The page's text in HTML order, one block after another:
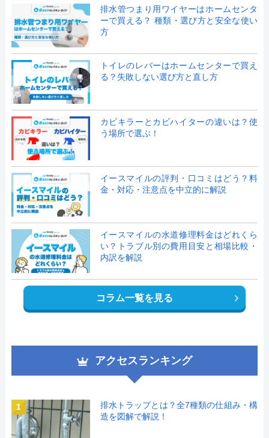
排水管つまり用ワイヤーはホームセンタ
ーで買える？ 種類・選び方と安全な使い
方
トイレのレバーはホームセンターで買え
る？失敗しない選び方と直し方
カビキラーとカビハイターの違いは？使
う場所で選ぶ！
イースマイルの評判・口コミはどう？料
金・対応・注意点を中立的に解説
イースマイルの水道修理料金はどれくら
い？トラブル別の費用目安と相場比較・
内訳を解説
コラム一覧を見る
アクセスランキング
1
排水トラップとは？全7種類の仕組み・構
造を図解で解説！